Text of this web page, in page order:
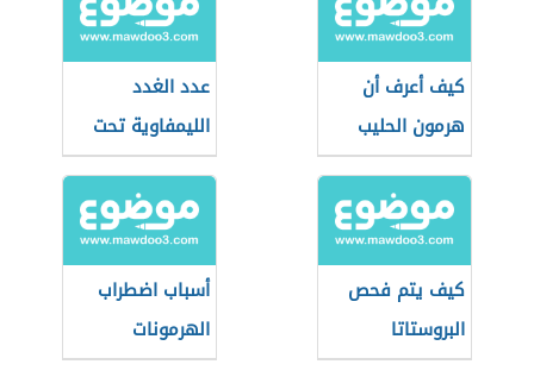
كيف أعرف أن
هرمون الحليب
مرتفع
عدد الغدد
الليمفاوية تحت
الإبط
كيف يتم فحص
البروستاتا
أسباب اضطراب
الهرمونات